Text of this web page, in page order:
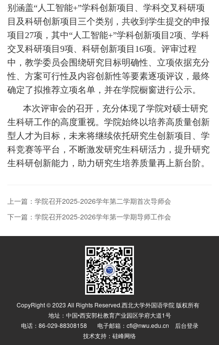
别涵盖“人工智能+”学科创新项目、学科交叉科研项
目及科研创新项目三个类别，共收到学生提交的申报
项目27项，其中“人工智能+”学科创新项目2项、学科
交叉科研项目9项、科研创新项目16项。评审过程
中，教学委员会围绕研究目标明确性、立项依据充分
性、方案可行性及内容创新性等要素逐项评议，最终
确定了拟推荐立项名单，并在学院橱窗进行公示。
本次评审会的召开，充分体现了学院对硕士研究
生科研工作的高度重视。学院始终以培养高质量创新
型人才为目标，未来将继续依托研究生创新项目、学
科竞赛等平台，不断激发研究生科研活力，提升研究
生科研创新能力，助力研究生培养质量再上新台阶。
上一篇：学院召开2025-2026学年第二学期首次导师会
下一篇：学院召开2025-2026学年第一学期导师工作会
CopyRight © 2023 All Rights Reserved.西北大学外国语学院 版权所有
地址：中国•西安郭杜教育产业园区学府大道1号
电话：86-029-88308158 电子邮箱：cfl@nwu.edu.cn
后台登录
技术支持： 硅峰网络